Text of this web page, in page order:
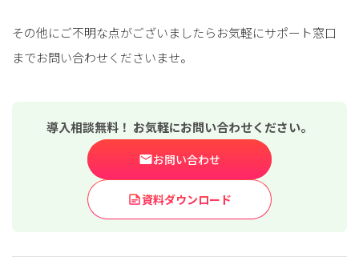
その他にご不明な点がございましたらお気軽にサポート窓口
までお問い合わせくださいませ。
導入相談無料！ お気軽にお問い合わせください。
お問い合わせ
資料ダウンロード